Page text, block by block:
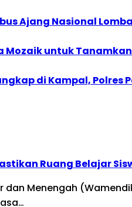
Ajang Nasional
Mozaik untuk
di Kampal,
Ruang Belajar
dan Menengah